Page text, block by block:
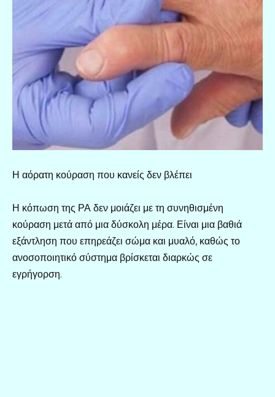
Η αόρατη κούραση που κανείς δεν βλέπει
Η κόπωση της ΡΑ δεν μοιάζει με τη συνηθισμένη
κούραση μετά από μια δύσκολη μέρα. Είναι μια βαθιά
εξάντληση που επηρεάζει σώμα και μυαλό, καθώς το
ανοσοποιητικό σύστημα βρίσκεται διαρκώς σε
εγρήγορση.